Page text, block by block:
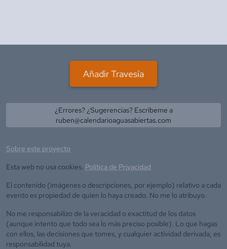
Añadir Travesía
¿Errores? ¿Sugerencias? Escríbeme a
ruben@calendarioaguasabiertas.com
Sobre este proyecto
Esta web no usa cookies. Política de Privacidad
El contenido (imágenes o descripciones, por ejemplo) relativo a cada
evento es propiedad de quien lo haya creado. No me lo atribuyo.
No me responsabilizo de la veracidad o exactitud de los datos
(aunque intento que todo sea lo más preciso posible). Lo que hagas
con ellos, las decisiones que tomes, y cualquier actividad derivada, es
responsabilidad tuya.